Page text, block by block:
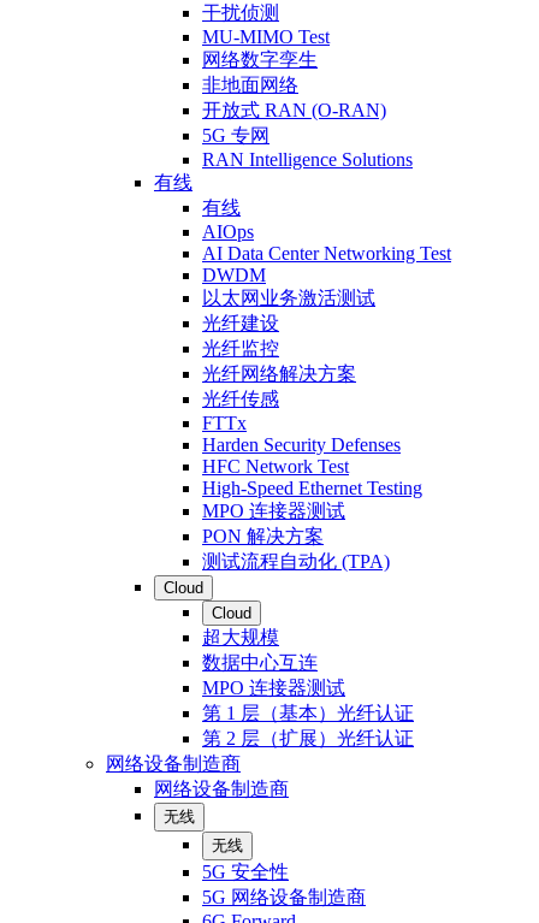
干扰侦测
MU-MIMO Test
网络数字孪生
非地面网络
开放式 RAN (O-RAN)
5G 专网
RAN Intelligence Solutions
有线
有线
AIOps
AI Data Center Networking Test
DWDM
以太网业务激活测试
光纤建设
光纤监控
光纤网络解决方案
光纤传感
FTTx
Harden Security Defenses
HFC Network Test
High-Speed Ethernet Testing
MPO 连接器测试
PON 解决方案
测试流程自动化 (TPA)
Cloud
Cloud
超大规模
数据中心互连
MPO 连接器测试
第 1 层（基本）光纤认证
第 2 层（扩展）光纤认证
网络设备制造商
网络设备制造商
无线
无线
5G 安全性
5G 网络设备制造商